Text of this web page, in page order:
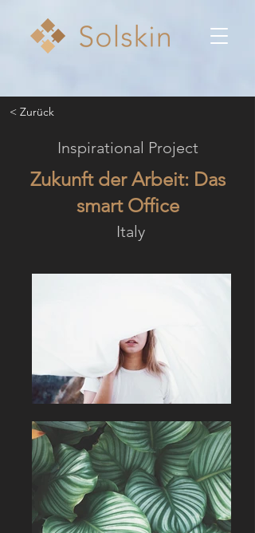
< Zurück
Inspirational Project
Zukunft der Arbeit: Das
smart Office
Italy